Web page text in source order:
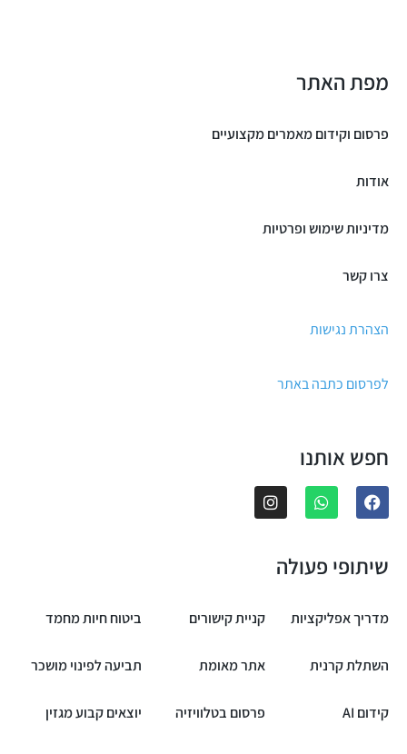
מפת האתר
פרסום וקידום מאמרים מקצועיים
אודות
מדיניות שימוש ופרטיות
צרו קשר
הצהרת נגישות
לפרסום כתבה באתר
חפש אותנו
שיתופי פעולה
מדריך אפליקציות קניית קישורים ביטוח חיות מחמד
השתלת קרנית אתר מאומת תביעה לפינוי מושכר
קידום AI פרסום בטלוויזיה יוצאים קבוע מגזין